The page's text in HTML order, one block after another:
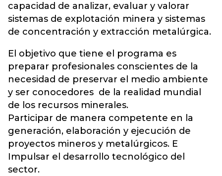
capacidad de analizar, evaluar y valorar
sistemas de explotación minera y sistemas
de concentración y extracción metalúrgica.
El objetivo que tiene el programa es
preparar profesionales conscientes de la
necesidad de preservar el medio ambiente
y ser conocedores de la realidad mundial
de los recursos minerales.
Participar de manera competente en la
generación, elaboración y ejecución de
proyectos mineros y metalúrgicos. E
Impulsar el desarrollo tecnológico del
sector.